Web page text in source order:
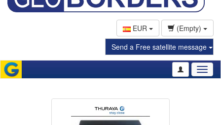
EUR
(Empty)
Send a Free satellite message